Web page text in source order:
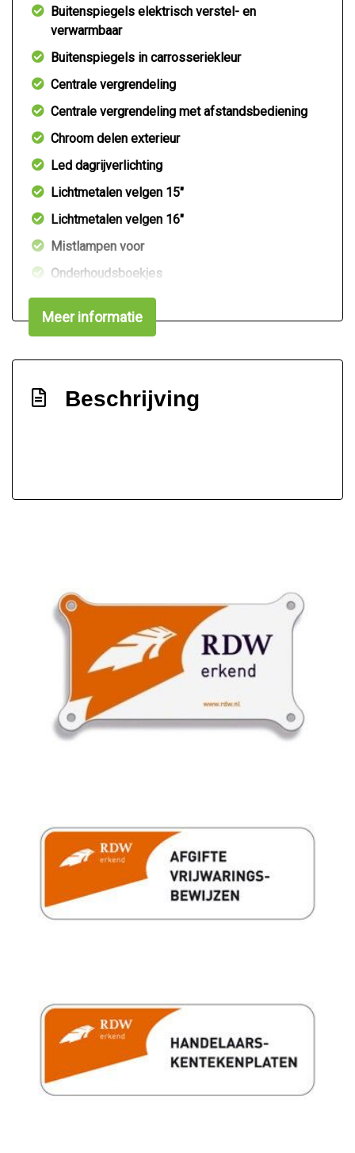
Buitenspiegels elektrisch verstel- en
verwarmbaar
Buitenspiegels in carrosseriekleur
Centrale vergrendeling
Centrale vergrendeling met afstandsbediening
Chroom delen exterieur
Led dagrijverlichting
Lichtmetalen velgen 15"
Lichtmetalen velgen 16"
Mistlampen voor
Onderhoudsboekjes
Parkeersensor achter
Sportvelgen
Interieur
Armsteun voor
Stuurbekrachtiging
Voorstoelen verwarmd
Overige
Anti blokkeer systeem
Bestuurdersairbag
Hoofd airbag(s) voor
Knie airbag(s)
Passagiersairbag
Zij airbag(s) voor
Meer informatie
Beschrijving